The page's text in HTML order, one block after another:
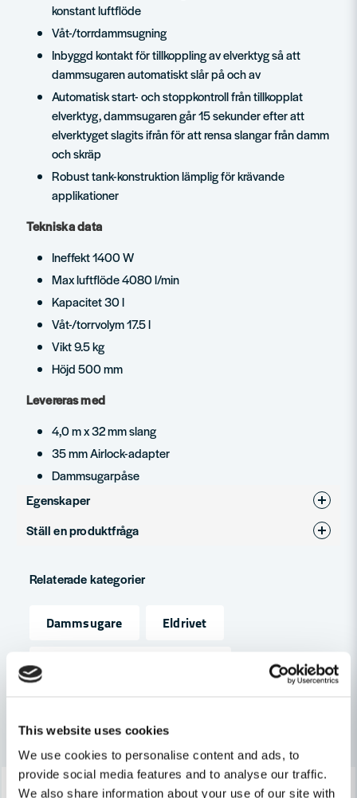
This website uses cookies
We use cookies to personalise content and ads, to
provide social media features and to analyse our traffic.
We also share information about your use of our site with
konstant luftflöde
Våt-/torrdammsugning
Inbyggd kontakt för tillkoppling av elverktyg så att
dammsugaren automatiskt slår på och av
Automatisk start- och stoppkontroll från tillkopplat
elverktyg, dammsugaren går 15 sekunder efter att
elverktyget slagits ifrån för att rensa slangar från damm
och skräp
Robust tank-konstruktion lämplig för krävande
applikationer
Tekniska data
Ineffekt 1400 W
Max luftflöde 4080 l/min
Kapacitet 30 l
Våt-/torrvolym 17.5 l
Vikt 9.5 kg
Höjd 500 mm
Levereras med
4,0 m x 32 mm slang
35 mm Airlock-adapter
Dammsugarpåse
Egenskaper
Produkttyp
Ställ en produktfråga
Fråga oss något om denna produkten...
Ja, ni får publicera min fråga
Relaterade kategorier
Dammsugare
Eldrivet
Andra produkter i kategorin
-6% -6%